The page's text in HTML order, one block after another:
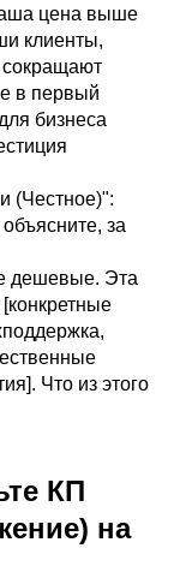
цена выше
клиенты,
в первый
бизнеса
(Честное)":
за
дешевые. Эта
Что из этого
КП
на